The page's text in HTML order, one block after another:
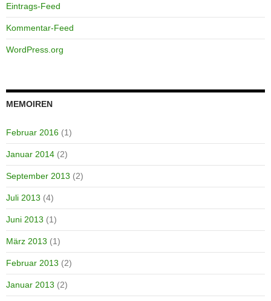
Eintrags-Feed
Kommentar-Feed
WordPress.org
MEMOIREN
Februar 2016 (1)
Januar 2014 (2)
September 2013 (2)
Juli 2013 (4)
Juni 2013 (1)
März 2013 (1)
Februar 2013 (2)
Januar 2013 (2)